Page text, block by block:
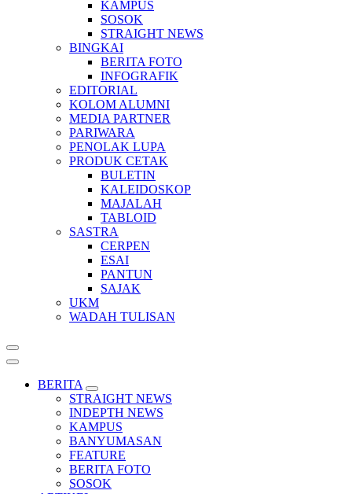
KAMPUS
SOSOK
STRAIGHT NEWS
BINGKAI
BERITA FOTO
INFOGRAFIK
EDITORIAL
KOLOM ALUMNI
MEDIA PARTNER
PARIWARA
PENOLAK LUPA
PRODUK CETAK
BULETIN
KALEIDOSKOP
MAJALAH
TABLOID
SASTRA
CERPEN
ESAI
PANTUN
SAJAK
UKM
WADAH TULISAN
BERITA
STRAIGHT NEWS
INDEPTH NEWS
KAMPUS
BANYUMASAN
FEATURE
BERITA FOTO
SOSOK